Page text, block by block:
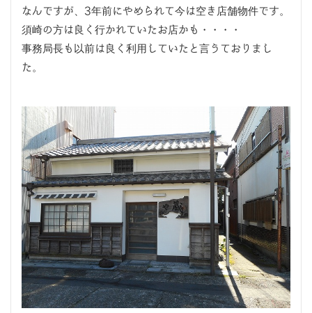
なんですが、3年前にやめられて今は空き店舗物件です。
須崎の方は良く行かれていたお店かも・・・・
事務局長も以前は良く利用していたと言うておりまし
た。